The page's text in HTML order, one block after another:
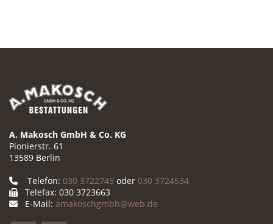
A. Makosch GmbH & Co. KG
Pionierstr. 61
13589 Berlin
Telefon: 030 3722745 oder 030 3724534
Telefax: 030 3723663
E-Mail: amakoschgmbh@web.de